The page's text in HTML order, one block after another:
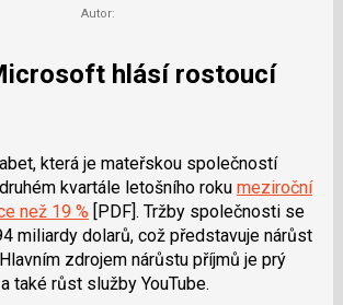
Autor:
hlásí rostoucí
která je mateřskou společností
kvartále letošního roku meziroční
než 19 % [PDF]. Tržby společnosti se
miliardy dolarů, což představuje nárůst
Hlavním zdrojem nárůstu příjmů je prý
také růst služby YouTube.